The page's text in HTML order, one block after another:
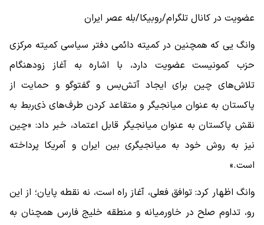
عضویت در کانال تلگرام/روبیکا/بله عصر ایران
وانگ یی که همچنین در کمیته دائمی دفتر سیاسی کمیته مرکزی
حزب کمونیست عضویت دارد، با اشاره به آغاز زودهنگام
تلاش‌های چین برای ایجاد آتش‌بس و گفت‎وگو و حمایت از
پاکستان به عنوان میانجیگر و متقاعد کردن طرف‌های ذی‌ربط به
نقش پاکستان به عنوان میانجیگر قابل اعتماد، خبر داد: «چین
نیز به روش خود به میانجیگری بین ایران و آمریکا پرداخته
است.»
وانگ اظهار کرد: توافق فعلی، آغاز راه است، نه نقطه پایان؛ از این
رو، تداوم صلح در خاورمیانه و منطقه خلیج فارس همچنان به